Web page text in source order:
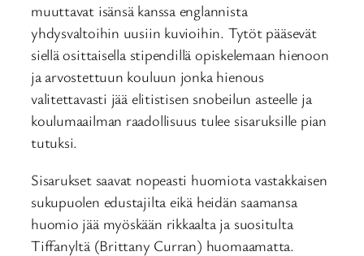
muuttavat isänsä kanssa englannista
yhdysvaltoihin uusiin kuvioihin. Tytöt pääsevät
siellä osittaisella stipendillä opiskelemaan hienoon
ja arvostettuun kouluun jonka hienous
valitettavasti jää elitistisen snobeilun asteelle ja
koulumaailman raadollisuus tulee sisaruksille pian
tutuksi.
Sisarukset saavat nopeasti huomiota vastakkaisen
sukupuolen edustajilta eikä heidän saamansa
huomio jää myöskään rikkaalta ja suositulta
Tiffanyltä (Brittany Curran) huomaamatta.